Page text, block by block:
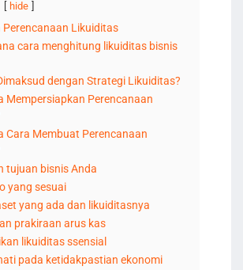
hide
Perencanaan Likuiditas
cara menghitung likuiditas bisnis
dengan Strategi Likuiditas?
Mempersiapkan Perencanaan
Cara Membuat Perencanaan
tujuan bisnis Anda
yang sesuai
yang ada dan likuiditasnya
prakiraan arus kas
likuiditas ssensial
pada ketidakpastian ekonomi